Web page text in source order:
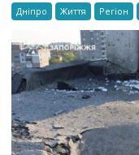
Дніпро Життя Регіон